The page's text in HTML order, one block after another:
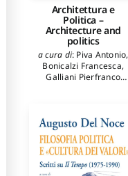
Architettura e
Politica –
Architecture and
politics
a cura di: Piva Antonio,
Bonicalzi Francesca,
Galliani Pierfranco
Ornaghi Lorenzo,
Tagliagambe Silvano
Purini Franco,Bocchi
Gianluca,Ceruti
Mauro,Bauman